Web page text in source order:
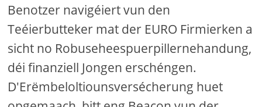
Benotzer navigéiert vun den
Teéierbutteker mat der EURO Firmierken a
sicht no Robuseheespuerpillernehandung,
déi finanziell Jongen erschéngen.
D'Erëmbeloltiounsversécherung huet